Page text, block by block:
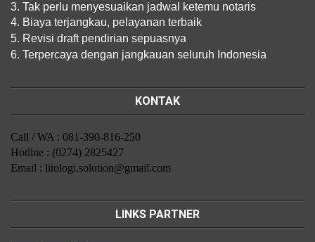
3. Tak perlu menyesuaikan jadwal ketemu notaris
4. Biaya terjangkau, pelayanan terbaik
5. Revisi draft pendirian sepuasnya
6. Terpercaya dengan jangkauan seluruh Indonesia
KONTAK
Call / WA : 081-390-816-250
Hotline : (0274) 2825427
Email : litologi.solution@gmail.com
LINKS PARTNER